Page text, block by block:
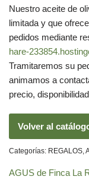
Nuestro aceite de
limitada y que
pedidos mediante
hare-
Tramitaremos su
animamos a
precio,
Volver al
Categorías: REGALOS,
AGUS de Finca La